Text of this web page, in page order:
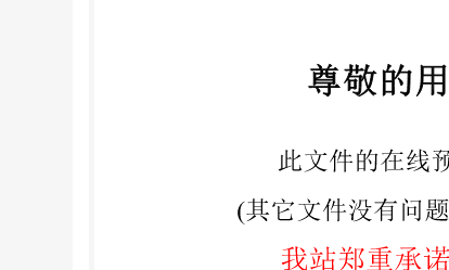
建筑科学研究院有限公司、河南省建筑
公司。 本标准主要起草人：王洪涛、刘